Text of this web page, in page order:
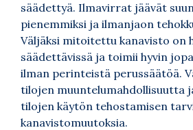
säädettyä. Ilmavirrat jäävät
pienemmiksi ja ilmanjaon
Väljäksi mitoitettu kanavisto on
säädettävissä ja toimii hyvin
ilman perinteistä perussäätöä.
tilojen muuntelumahdollisuutta
tilojen käytön tehostamisen
kanavistomuutoksia.